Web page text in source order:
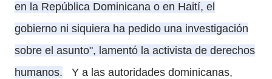
en la República Dominicana o en Haití, el
gobierno ni siquiera ha pedido una investigación
sobre el asunto", lamentó la activista de derechos
humanos.
Y a las autoridades dominicanas,